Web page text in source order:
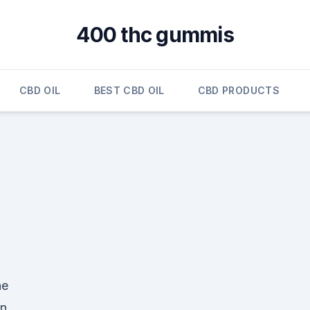
400 thc gummis
CBD OIL BEST CBD OIL CBD PRODUCTS